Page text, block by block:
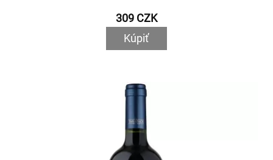
309 CZK
Kúpiť